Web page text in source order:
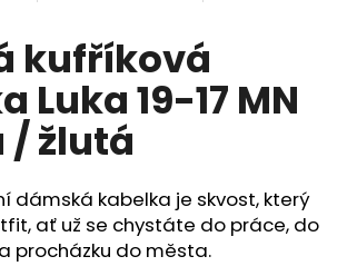
kufříková
Luka 19-17 MN
/ žlutá
dámská kabelka je skvost, který
ať už se chystáte do práce, do
procházku do města.